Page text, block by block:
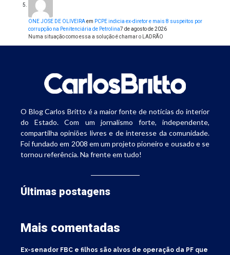
ONE JOSE DE OLIVEIRAem PCPE indicia ex-diretor e mais 8 suspeitos por
corrupção na Penitenciária de Petrolina7 de agosto de 2026
Numa situação como essa a solução é chamar o LADRÃO
O Blog Carlos Britto é a maior fonte de notícias do interior
do Estado. Com um jornalismo forte, independente,
compartilha opiniões livres e de interesse da comunidade.
Foi fundado em 2008 em um projeto pioneiro e ousado e se
tornou referência. Na frente em tudo!
Últimas postagens
Mais comentadas
Ex-senador FBC e filhos são alvos de operação da PF que